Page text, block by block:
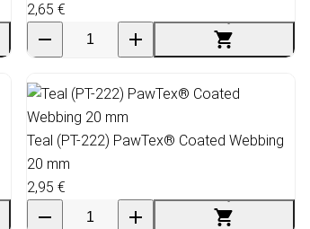
2,65 €
Teal (PT-222) PawTex® Coated Webbing
20 mm
2,95 €